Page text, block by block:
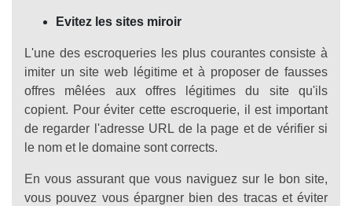
Evitez les sites miroir
L'une des escroqueries les plus courantes consiste à
imiter un site web légitime et à proposer de fausses
offres mêlées aux offres légitimes du site qu'ils
copient. Pour éviter cette escroquerie, il est important
de regarder l'adresse URL de la page et de vérifier si
le nom et le domaine sont corrects.
En vous assurant que vous naviguez sur le bon site,
vous pouvez vous épargner bien des tracas et éviter